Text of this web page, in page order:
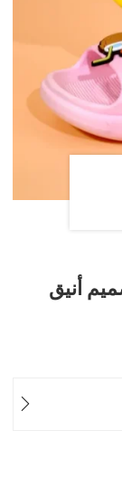
أنيق